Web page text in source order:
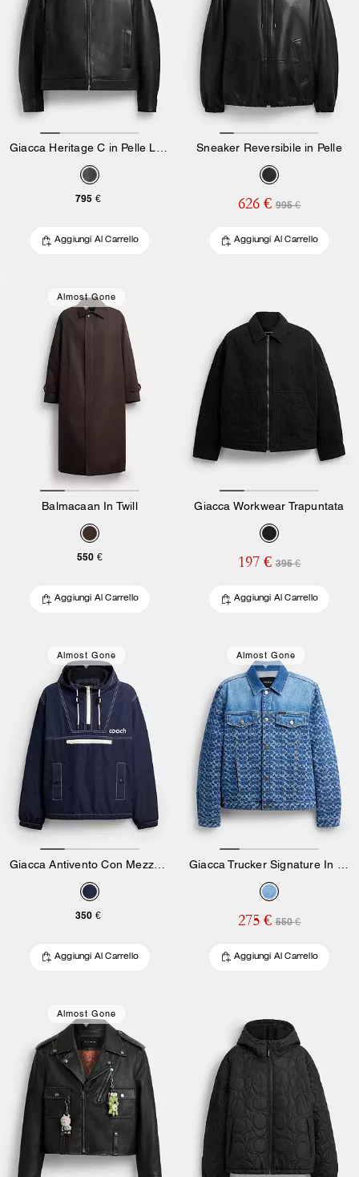
Giacca Heritage C in Pelle Leggera
795 €
Aggiungi Al Carrello
Sneaker Reversibile in Pelle
626 € 995 €
Aggiungi Al Carrello
Almost Gone
Balmacaan In Twill
550 €
Aggiungi Al Carrello
Giacca Workwear Trapuntata
197 € 395 €
Aggiungi Al Carrello
Almost Gone
350 €
Aggiungi Al Carrello
Almost Gone
275 € 550 €
Aggiungi Al Carrello
Almost Gone